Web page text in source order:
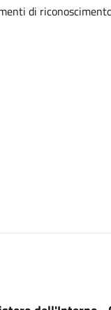
di